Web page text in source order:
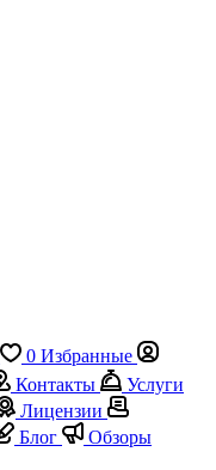
0 Избранные
Контакты
Услуги
Лицензии
Блог
Обзоры